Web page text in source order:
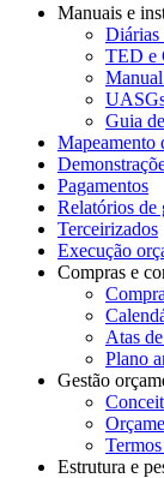
Manuais e
Diárias
TED e
Guia
Mapeamento
Pagamentos
Relatórios de
Terceirizados
Execução
Compras e
Atas
Plano
Gestão
Estrutura e